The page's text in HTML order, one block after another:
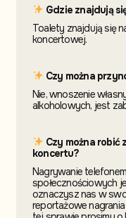
Gdzie znajdują
Toalety znajdują się
koncertowej.
Czy można
Nie, wnoszenie
alkoholowych, jest
Czy można robić
koncertu?
Nagrywanie
społecznościowych
oznaczysz nas w
reportażowe